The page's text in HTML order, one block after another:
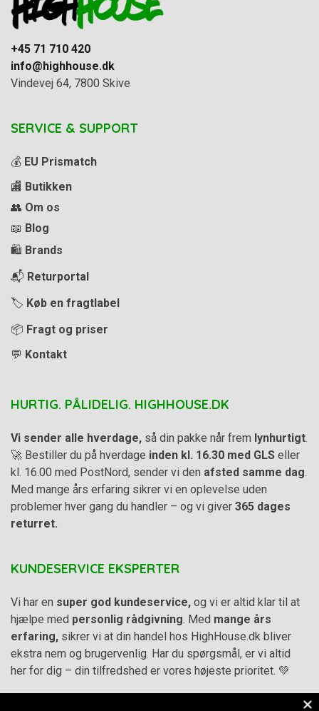
+45 71 710 420
info@highhouse.dk
Vindevej 64, 7800 Skive
SERVICE & SUPPORT
💰 EU Prismatch
🏬 Butikken
👥 Om os
📖 Blog
🛍️ Brands
📬 Returportal
🏷️ Køb en fragtlabel
📦 Fragt og priser
💬 Kontakt
HURTIG. PÅLIDELIG. HIGHHOUSE.DK
Vi sender alle hverdage, så din pakke når frem lynhurtigt.
🚀 Bestiller du på hverdage inden kl. 16.30 med GLS eller
kl. 16.00 med PostNord, sender vi den afsted samme dag.
Med mange års erfaring sikrer vi en oplevelse uden
problemer hver gang du handler – og vi giver 365 dages
returret.
KUNDESERVICE EKSPERTER
Vi har en super god kundeservice, og vi er altid klar til at
hjælpe med personlig rådgivning. Med mange års
erfaring, sikrer vi at din handel hos HighHouse.dk bliver
ekstra nem og brugervenlig. Har du spørgsmål, er vi altid
her for dig – din tilfredshed er vores højeste prioritet. 💚